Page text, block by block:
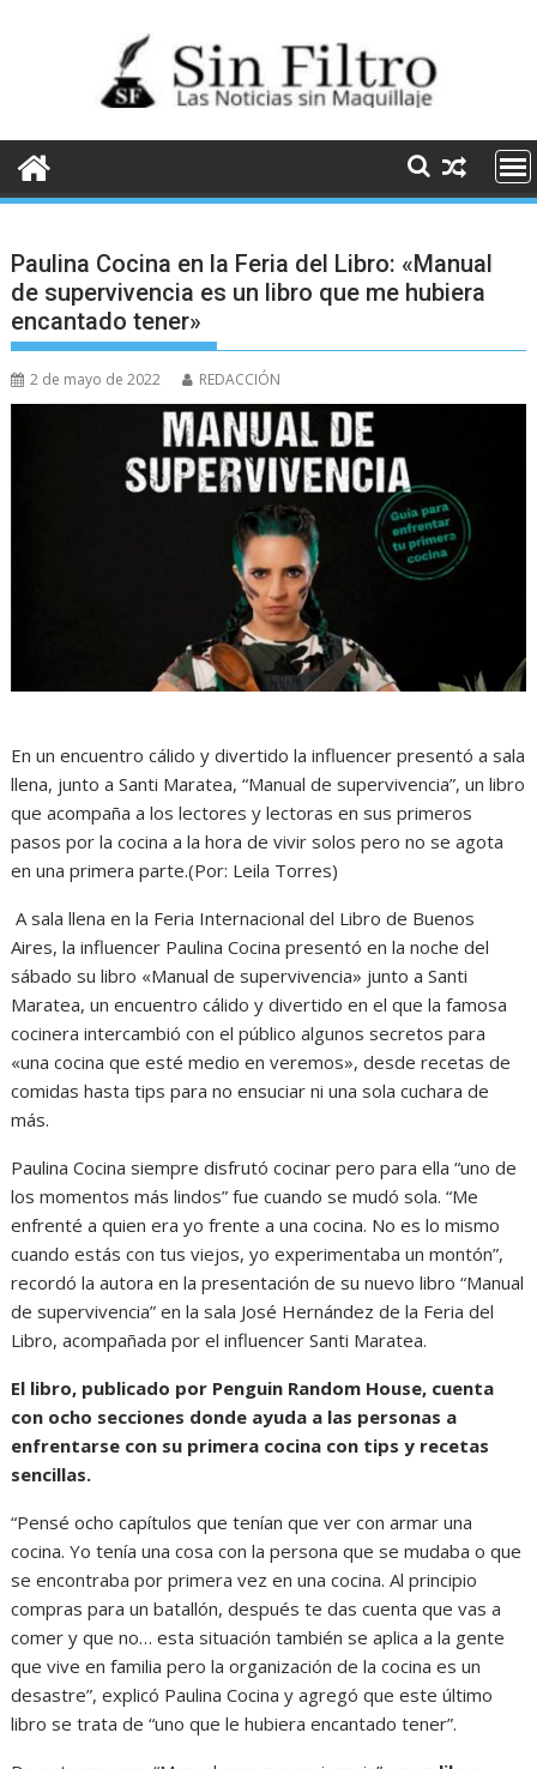
Paulina Cocina en la Feria del Libro: «Manual
de supervivencia es un libro que me hubiera
encantado tener»
2 de mayo de 2022 REDACCIÓN
En un encuentro cálido y divertido la influencer presentó a sala
llena, junto a Santi Maratea, “Manual de supervivencia”, un libro
que acompaña a los lectores y lectoras en sus primeros
pasos por la cocina a la hora de vivir solos pero no se agota
en una primera parte.(Por: Leila Torres)
A sala llena en la Feria Internacional del Libro de Buenos
Aires, la influencer Paulina Cocina presentó en la noche del
sábado su libro «Manual de supervivencia» junto a Santi
Maratea, un encuentro cálido y divertido en el que la famosa
cocinera intercambió con el público algunos secretos para
«una cocina que esté medio en veremos», desde recetas de
comidas hasta tips para no ensuciar ni una sola cuchara de
más.
Paulina Cocina siempre disfrutó cocinar pero para ella “uno de
los momentos más lindos” fue cuando se mudó sola. “Me
enfrenté a quien era yo frente a una cocina. No es lo mismo
cuando estás con tus viejos, yo experimentaba un montón”,
recordó la autora en la presentación de su nuevo libro “Manual
de supervivencia” en la sala José Hernández de la Feria del
Libro, acompañada por el influencer Santi Maratea.
El libro, publicado por Penguin Random House, cuenta
con ocho secciones donde ayuda a las personas a
enfrentarse con su primera cocina con tips y recetas
sencillas.
“Pensé ocho capítulos que tenían que ver con armar una
cocina. Yo tenía una cosa con la persona que se mudaba o que
se encontraba por primera vez en una cocina. Al principio
compras para un batallón, después te das cuenta que vas a
comer y que no… esta situación también se aplica a la gente
que vive en familia pero la organización de la cocina es un
desastre”, explicó Paulina Cocina y agregó que este último
libro se trata de “uno que le hubiera encantado tener”.